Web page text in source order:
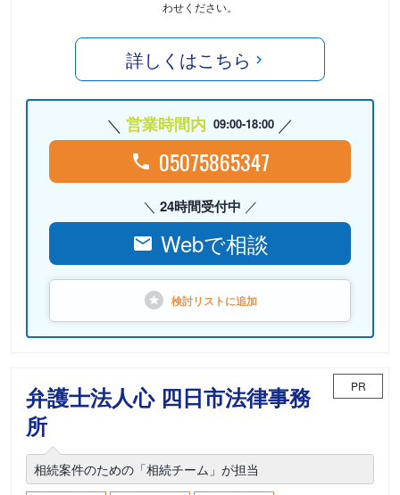
わせください。
詳しくはこちら
営業時間内 09:00-18:00
05075865347
24時間受付中
Webで相談
検討リストに追加
弁護士法人心 四日市法律事務
所
PR
相続案件のための「相続チーム」が担当